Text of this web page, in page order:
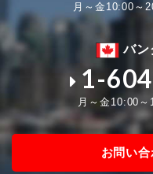
月～金10:00～
バン
1-
月～金10:00
お問い